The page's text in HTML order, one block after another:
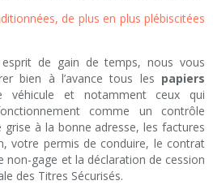
de plus en plus plébiscitées
de gain de temps, nous vous
bien à l’avance tous les papiers
véhicule et notamment ceux qui
comme un contrôle
à la bonne adresse, les factures
votre permis de conduire, le contrat
non-gage et la déclaration de cession
des Titres Sécurisés.